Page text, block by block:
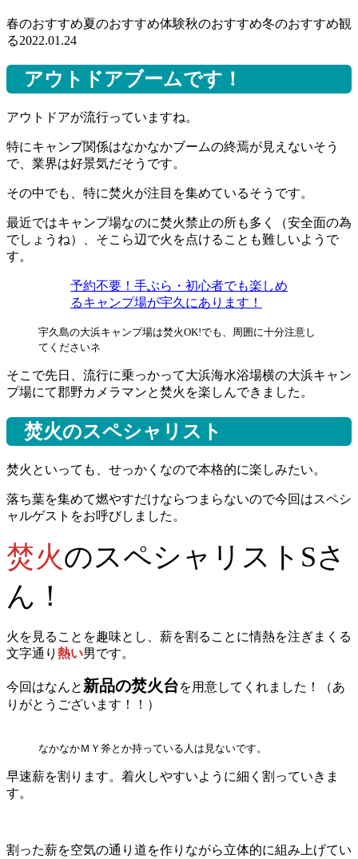
春のおすすめ夏のおすすめ体験秋のおすすめ冬のおすすめ観
る2022.01.24
アウトドアブームです！
アウトドアが流行っていますね。
特にキャンプ関係はなかなかブームの終焉が見えないそう
で、業界は好景気だそうです。
その中でも、特に焚火が注目を集めているそうです。
最近ではキャンプ場なのに焚火禁止の所も多く（安全面の為
でしょうね）、そこら辺で火を点けることも難しいようで
す。
予約不要！手ぶら・初心者でも楽しめ
るキャンプ場が宇久にあります！
宇久島の大浜キャンプ場は焚火OK!でも、周囲に十分注意し
てくださいネ
そこで先日、流行に乗っかって大浜海水浴場横の大浜キャン
プ場にて郡野カメラマンと焚火を楽しんできました。
焚火のスペシャリスト
焚火といっても、せっかくなので本格的に楽しみたい。
落ち葉を集めて燃やすだけならつまらないので今回はスペシ
ャルゲストをお呼びしました。
焚火のスペシャリストSさ
ん！
火を見ることを趣味とし、薪を割ることに情熱を注ぎまくる
文字通り 熱い男です。
今回はなんと 新品の焚火台を用意してくれました！（あ
りがとうございます！！）
なかなかＭＹ斧とか持っている人は見ないです。
早速薪を割ります。着火しやすいように細く割っていきま
す。
割った薪を空気の通り道を作りながら立体的に組み上げてい